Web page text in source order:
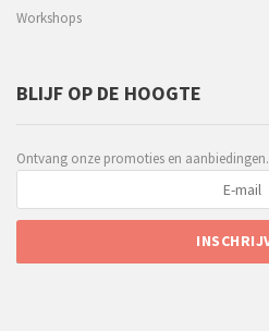
Workshops
BLIJF OP DE HOOGTE
Ontvang onze promoties en aanbiedingen.